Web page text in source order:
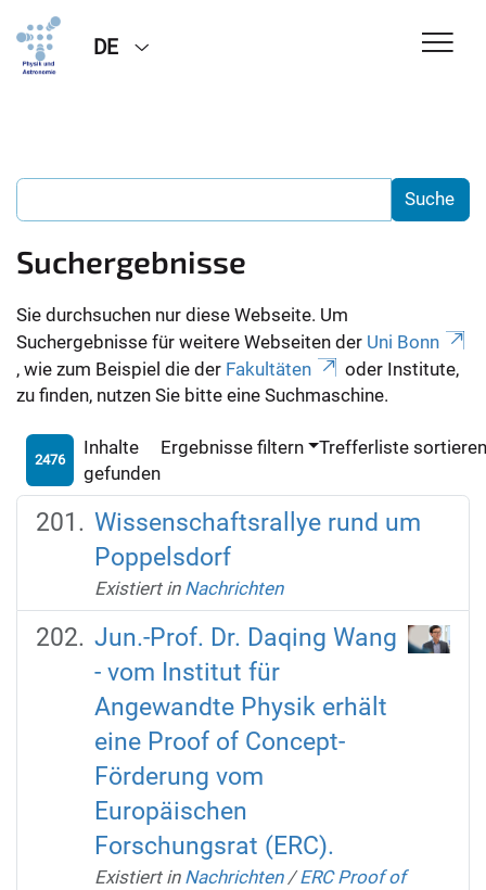
DE
Suchergebnisse
Sie durchsuchen nur diese Webseite. Um
Suchergebnisse für weitere Webseiten der Uni Bonn
, wie zum Beispiel die der Fakultäten
oder Institute,
zu finden, nutzen Sie bitte eine Suchmaschine.
2476
Inhalte
gefunden
Ergebnisse filtern Trefferliste
Wissenschaftsrallye rund um
Poppelsdorf
Existiert in Nachrichten
Jun.-Prof. Dr. Daqing Wang
- vom Institut für
Angewandte Physik erhält
eine Proof of Concept-
Förderung vom
Europäischen
Forschungsrat (ERC).
Existiert in Nachrichten /ERC Proof of